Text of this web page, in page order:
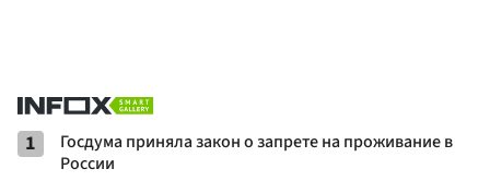
1
Госдума приняла закон о запрете на проживание в
России